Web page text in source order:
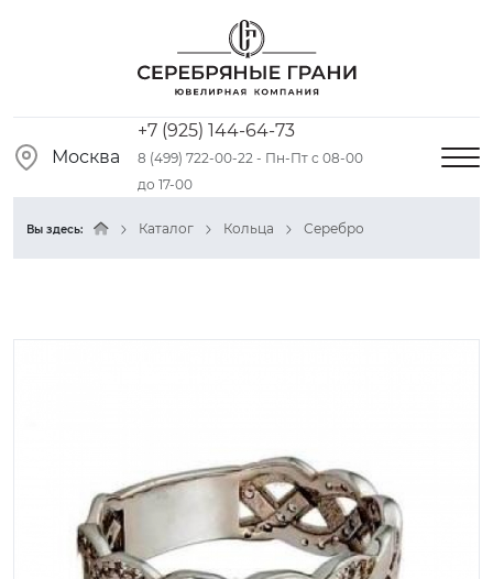
Москва
+7 (925) 144-64-73
8 (499) 722-00-22 - Пн-Пт с 08-00
до 17-00
Вы здесь: Каталог Кольца Серебро